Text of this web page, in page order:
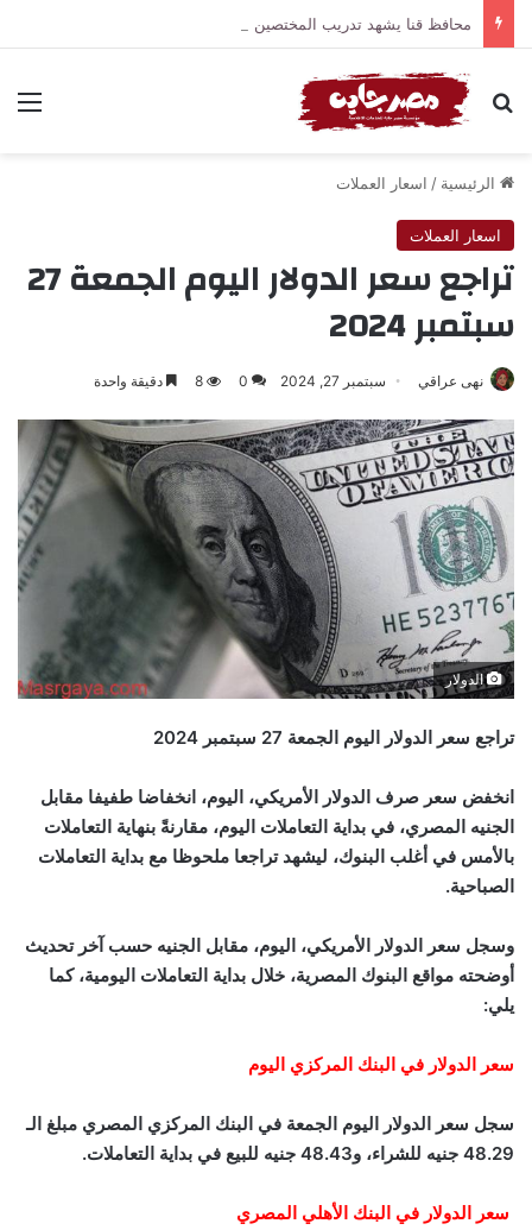
بحث عن
الرئيسية / اسعار العملات
اسعار العملات
تراجع سعر الدولار اليوم الجمعة 27
سبتمبر 2024
نهى عراقي سبتمبر 27, 2024 0
8 دقيقة واحدة
الدولار
تراجع سعر الدولار اليوم الجمعة 27 سبتمبر 2024
انخفض سعر صرف الدولار الأمريكي، اليوم، انخفاضا طفيفا مقابل
الجنيه المصري، في بداية التعاملات اليوم، مقارنةً بنهاية التعاملات
بالأمس في أغلب البنوك، ليشهد تراجعا ملحوظا مع بداية التعاملات
الصباحية.
وسجل سعر الدولار الأمريكي، اليوم، مقابل الجنيه حسب آخر تحديث
أوضحته مواقع البنوك المصرية، خلال بداية التعاملات اليومية، كما
يلي:
سعر الدولار في البنك المركزي اليوم
سجل سعر الدولار اليوم الجمعة في البنك المركزي المصري مبلغ الـ
48.29 جنيه للشراء، و48.43 جنيه للبيع في بداية التعاملات.
سعر الدولار في البنك الأهلي المصري